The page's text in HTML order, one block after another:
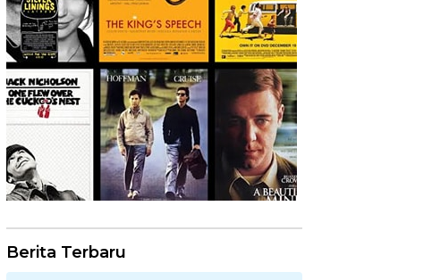
Berita Terbaru